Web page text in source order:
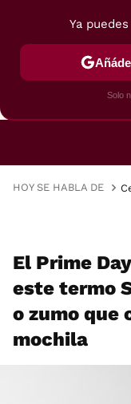
HOY SE HABLA DE
El Prime
este termo
o zumo que
mochila
Ya
Solo